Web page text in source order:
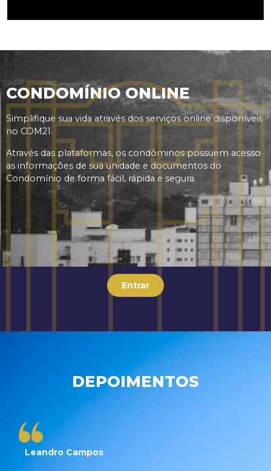
CONDOMÍNIO ONLINE
Simplifique sua vida através dos serviços online disponíveis
no COM21.
Através das plataformas, os condôminos possuem acesso
as informações de sua unidade e documentos do
Condomínio de forma fácil, rápida e segura.
Entrar
DEPOIMENTOS
Leandro Campos